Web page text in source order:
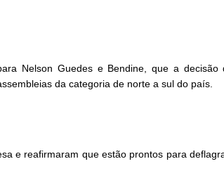
Nelson Guedes e Bendine, que a
da categoria de norte a sul do país.
e reafirmaram que estão prontos para